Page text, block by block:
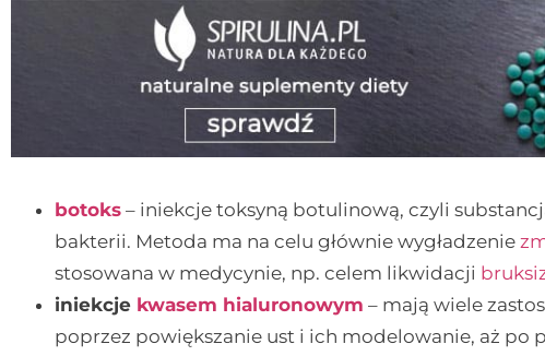
botoks – iniekcje toksyną botulinową, czyli
bakterii. Metoda ma na celu głównie wygładzenie
stosowana w medycynie, np. celem likwidacji
iniekcje kwasem hialuronowym – mają wiele
poprzez powiększanie ust i ich modelowanie, aż po